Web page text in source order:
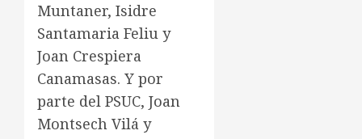
Muntaner, Isidre
Santamaria Feliu y
Joan Crespiera
Canamasas. Y por
parte del PSUC, Joan
Montsech Vilá y